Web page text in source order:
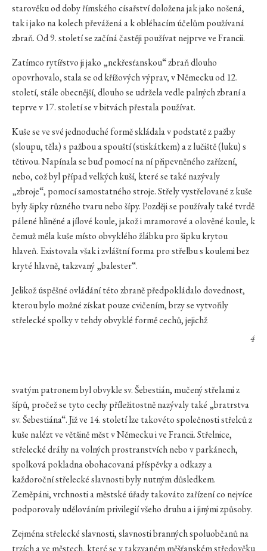
starověku od doby římského císařství doložena jak jako nošená,
tak i jako na kolech převážená a k obléhacím účelům používaná
zbraň. Od 9. století se začíná častěji používat nejprve ve Francii.
Zatímco rytířstvo ji jako „nekřesťanskou“ zbraň dlouho
opovrhovalo, stala se od křížových výprav, v Německu od 12.
století, stále obecnější, dlouho se udržela vedle palných zbraní a
teprve v 17. století se v bitvách přestala používat.
Kuše se ve své jednoduché formě skládala v podstatě z pažby
(sloupu, těla) s pažbou a spouští (stiskátkem) a z lučiště (luku) s
tětivou. Napínala se buď pomocí na ní připevněného zařízení,
nebo, což byl případ velkých kuší, které se také nazývaly
„zbroje“, pomocí samostatného stroje. Střely vystřelované z kuše
byly šipky různého tvaru nebo šípy. Později se používaly také tvrdě
pálené hliněné a jílové koule, jakož i mramorové a olověné koule, k
čemuž měla kuše místo obvyklého žlábku pro šipku krytou
hlaveň. Existovala však i zvláštní forma pro střelbu s koulemi bez
kryté hlavně, takzvaný „balester“.
Jelikož úspěšné ovládání této zbraně předpokládalo dovednost,
kterou bylo možné získat pouze cvičením, brzy se vytvořily
střelecké spolky v tehdy obvyklé formě cechů, jejichž
4
svatým patronem byl obvykle sv. Šebestián, mučený střelami z
šípů, pročež se tyto cechy příležitostně nazývaly také „bratrstva
sv. Šebestiána“. Již ve 14. století lze takovéto společnosti střelců z
kuše nalézt ve většině měst v Německu i ve Francii. Střelnice,
střelecké dráhy na volných prostranstvích nebo v parkánech,
spolková pokladna obohacovaná příspěvky a odkazy a
každoroční střelecké slavnosti byly nutným důsledkem.
Zeměpáni, vrchnosti a městské úřady takováto zařízení co nejvíce
podporovaly udělováním privilegií všeho druhu a i jinými způsoby.
Zejména střelecké slavnosti, slavnosti branných spoluobčanů na
trzích a ve městech, které se v takzvaném měšťanském středověku